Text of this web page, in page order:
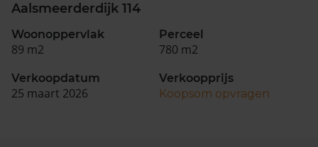
Aalsmeerderdijk 114
Woonoppervlak
89 m2
Perceel
780 m2
Verkoopdatum
25 maart 2026
Verkoopprijs
Koopsom opvragen